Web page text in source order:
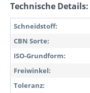
Technische Details:
Schneidstoff:
CBN Sorte:
ISO-Grundform:
Freiwinkel:
Toleranz: